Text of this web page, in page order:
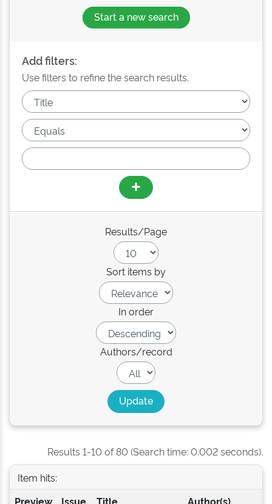
Start a new search
Add filters:
Use filters to refine the search results.
Results/Page
Sort items by
In order
Authors/record
Results 1-10 of 80 (Search time: 0.002 seconds).
Item hits:
Preview
Issue Title Author(s)